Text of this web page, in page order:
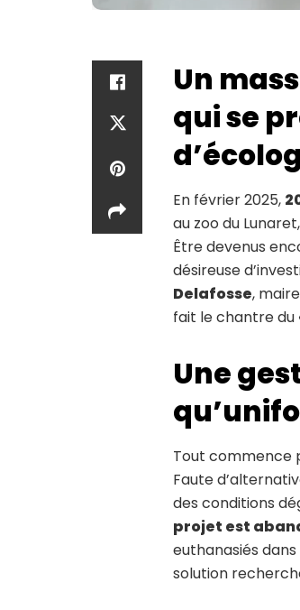
Un
qui se
En février 2025,
au zoo du
Être devenus
désireuse
Delafosse,
fait le chantre du
Une
Tout commence
Faute
des conditions
projet est
euthanasiés
solution